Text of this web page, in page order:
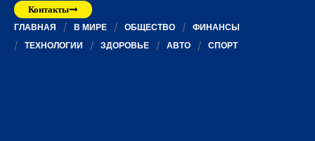
Контакты
ГЛАВНАЯ В МИРЕ ОБЩЕСТВО
ФИНАНСЫ
ТЕХНОЛОГИИ
ЗДОРОВЬЕ АВТО СПОРТ